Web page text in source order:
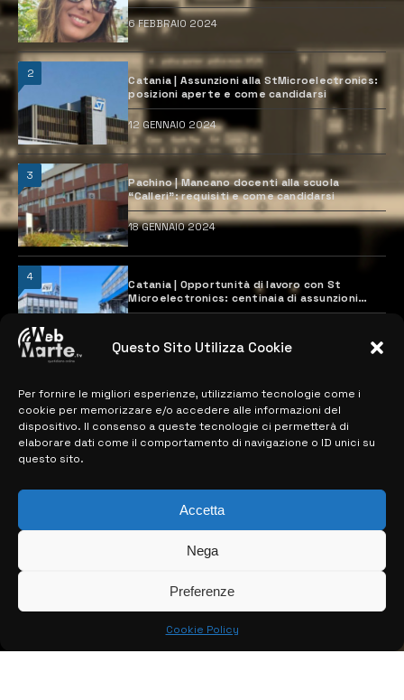
Questo Sito Utilizza Cookie
Per fornire le migliori esperienze, utilizziamo tecnologie come i
cookie per memorizzare e/o accedere alle informazioni del
dispositivo. Il consenso a queste tecnologie ci permetterà di
elaborare dati come il comportamento di navigazione o ID unici su
questo sito.
Accetta
Nega
Preferenze
Cookie Policy
6 FEBBRAIO 2024
2
Catania | Assunzioni alla StMicroelectronics:
posizioni aperte e come candidarsi
12 GENNAIO 2024
3
Pachino | Mancano docenti alla scuola
“Calleri”: requisiti e come candidarsi
18 GENNAIO 2024
4
Catania | Opportunità di lavoro con St
Microelectronics: centinaia di assunzioni
previste
MAPPA DEL SITO
> NOTIZIE